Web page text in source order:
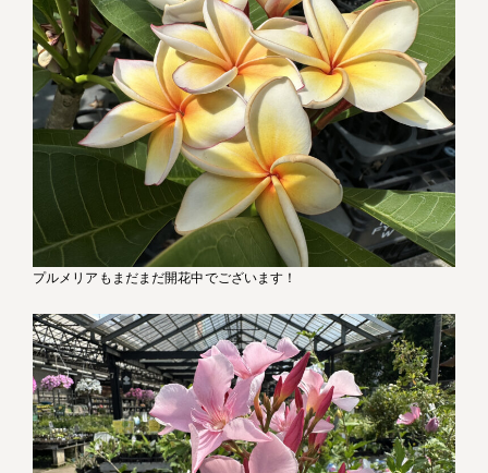
プルメリアもまだまだ開花中でございます！